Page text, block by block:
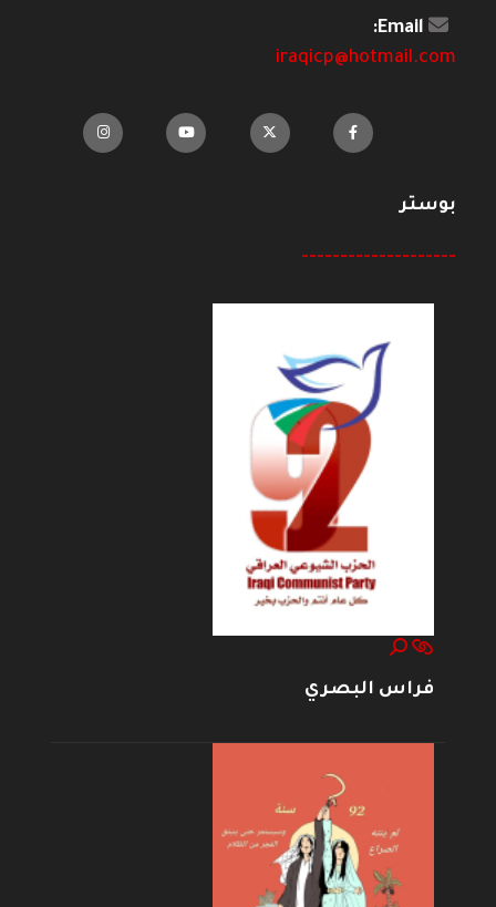
Email:
iraqicp@hotmail.com
بوستر
--------------------
فراس البصري